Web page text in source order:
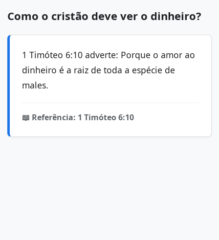
Como o cristão deve ver o dinheiro?
1 Timóteo 6:10 adverte: Porque o amor ao
dinheiro é a raiz de toda a espécie de
males.
📖 Referência: 1 Timóteo 6:10